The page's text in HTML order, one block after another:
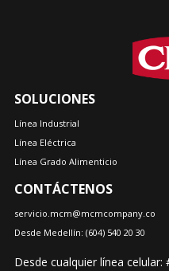
SOLUCIONES
Línea Industrial
Línea Eléctrica
Línea Grado Alimenticio
CONTÁCTENOS
servicio.mcm@mcmcompany.co
Desde Medellín: (604)540 20 30
Desde cualquier línea celular: